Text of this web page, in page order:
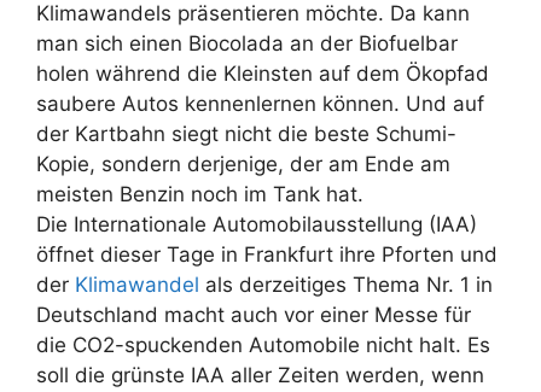
Klimawandels präsentieren möchte. Da kann
man sich einen Biocolada an der Biofuelbar
holen während die Kleinsten auf dem Ökopfad
saubere Autos kennenlernen können. Und auf
der Kartbahn siegt nicht die beste Schumi-
Kopie, sondern derjenige, der am Ende am
meisten Benzin noch im Tank hat.
Die Internationale Automobilausstellung (IAA)
öffnet dieser Tage in Frankfurt ihre Pforten und
der Klimawandel als derzeitiges Thema Nr. 1 in
Deutschland macht auch vor einer Messe für
die CO2-spuckenden Automobile nicht halt. Es
soll die grünste IAA aller Zeiten werden, wenn